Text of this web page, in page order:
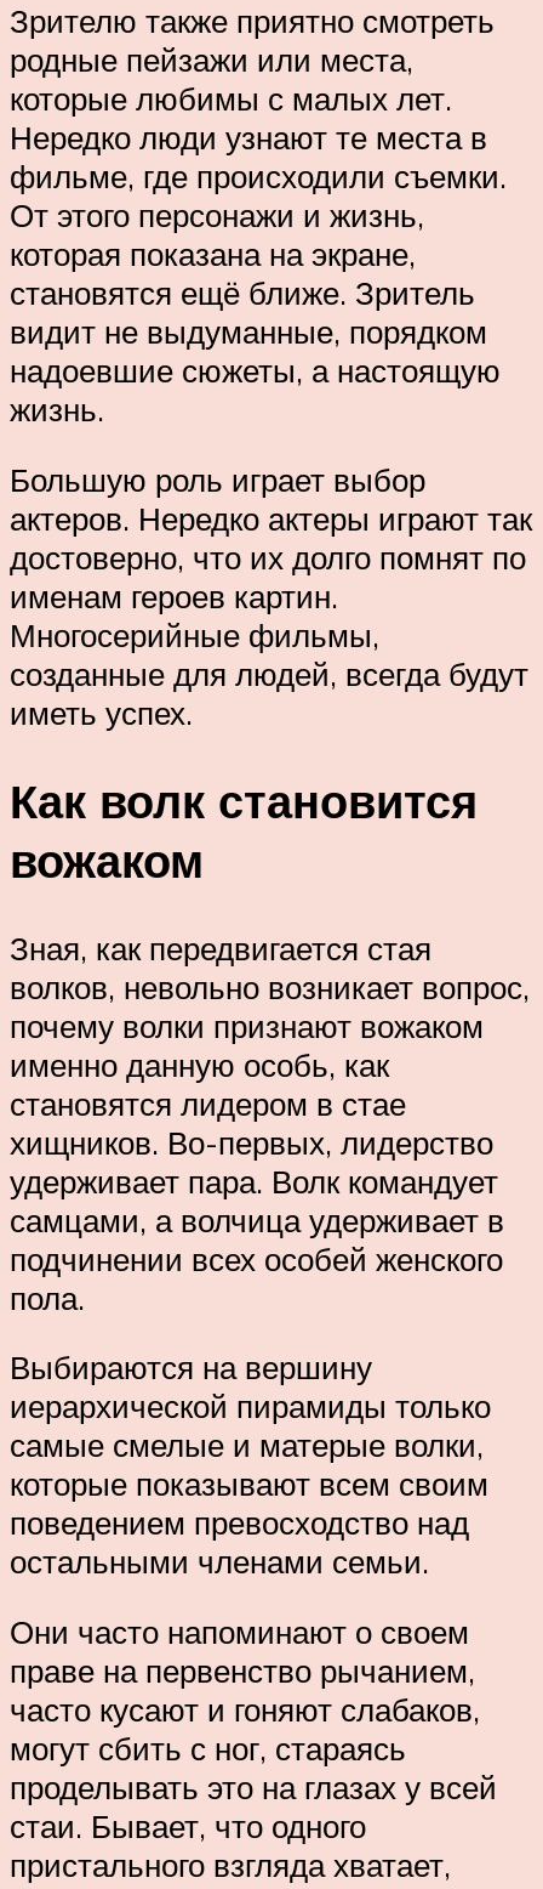
Зрителю также приятно смотреть
родные пейзажи или места,
которые любимы с малых лет.
Нередко люди узнают те места в
фильме, где происходили съемки.
От этого персонажи и жизнь,
которая показана на экране,
становятся ещё ближе. Зритель
видит не выдуманные, порядком
надоевшие сюжеты, а настоящую
жизнь.
Большую роль играет выбор
актеров. Нередко актеры играют так
достоверно, что их долго помнят по
именам героев картин.
Многосерийные фильмы,
созданные для людей, всегда будут
иметь успех.
Как волк становится
вожаком
Зная, как передвигается стая
волков, невольно возникает вопрос,
почему волки признают вожаком
именно данную особь, как
становятся лидером в стае
хищников. Во-первых, лидерство
удерживает пара. Волк командует
самцами, а волчица удерживает в
подчинении всех особей женского
пола.
Выбираются на вершину
иерархической пирамиды только
самые смелые и матерые волки,
которые показывают всем своим
поведением превосходство над
остальными членами семьи.
Они часто напоминают о своем
праве на первенство рычанием,
часто кусают и гоняют слабаков,
могут сбить с ног, стараясь
проделывать это на глазах у всей
стаи. Бывает, что одного
пристального взгляда хватает,